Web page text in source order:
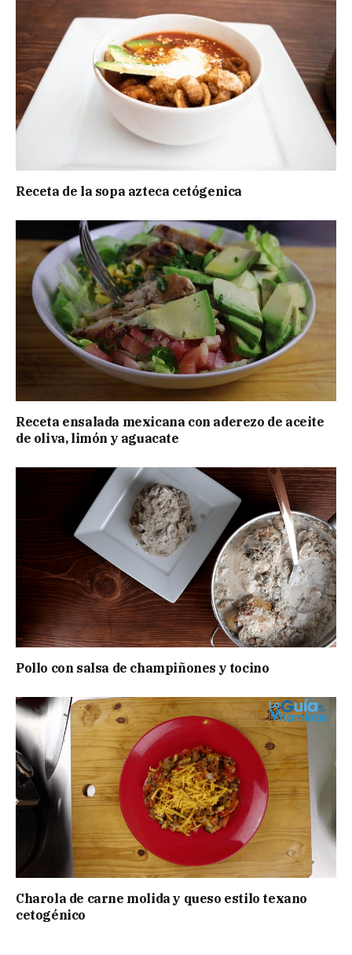
Receta de la sopa azteca cetógenica
Receta ensalada mexicana con aderezo de aceite
de oliva, limón y aguacate
Pollo con salsa de champiñones y tocino
Charola de carne molida y queso estilo texano
cetogénico